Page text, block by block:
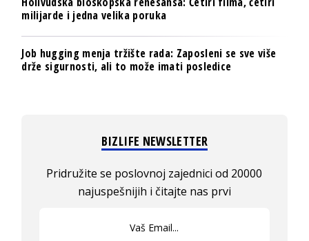
milijarde i jedna velika poruka
Job hugging menja tržište rada: Zaposleni se sve više
drže sigurnosti, ali to može imati posledice
BIZLIFE NEWSLETTER
Pridružite se poslovnoj zajednici od 20000
najuspešnijih i čitajte nas prvi